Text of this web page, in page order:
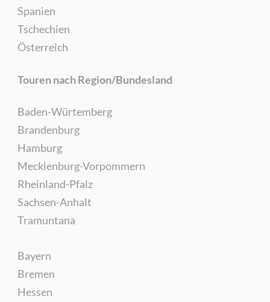
Spanien
Tschechien
Österreich
Touren nach Region/Bundesland
Baden-Würtemberg
Brandenburg
Hamburg
Mecklenburg-Vorpommern
Rheinland-Pfalz
Sachsen-Anhalt
Tramuntana
Bayern
Bremen
Hessen